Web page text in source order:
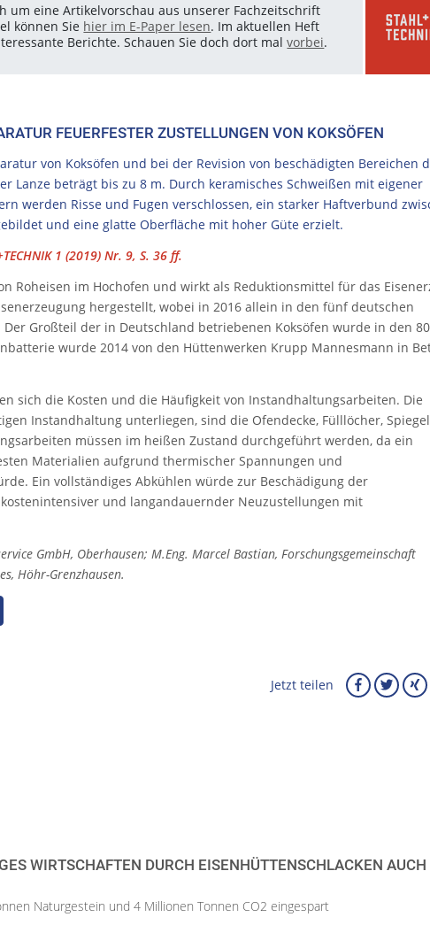
um eine Artikelvorschau aus unserer Fachzeitschrift
können Sie hier im E-Paper lesen. Im aktuellen Heft
Berichte. Schauen Sie doch dort malvorbei.
FEUERFESTER ZUSTELLUNGEN VON KOKSÖFEN
von Koksöfen und bei der Revision von beschädigten Bereichen
Lanze beträgt bis zu 8 m. Durch keramisches Schweißen mit eigener
werden Risse und Fugen verschlossen, ein starker Haftverbund
und eine glatte Oberfläche mit hoher Güte erzielt.
1 (2019) Nr. 9, S. 36 ff.
Roheisen im Hochofen und wirkt als Reduktionsmittel für das
hergestellt, wobei in 2016 allein in den fünf deutschen
Großteil der in Deutschland betriebenen Koksöfen wurde in den
wurde 2014 von den Hüttenwerken Krupp Mannesmann in
sich die Kosten und die Häufigkeit von Instandhaltungsarbeiten. Die
Instandhaltung unterliegen, sind die Ofendecke, Fülllöcher,
müssen im heißen Zustand durchgeführt werden, da ein
Materialien aufgrund thermischer Spannungen und
Ein vollständiges Abkühlen würde zur Beschädigung der
und langandauernder Neuzustellungen mit
GmbH, Oberhausen; M.Eng. Marcel Bastian, Forschungsgemeinschaft
Höhr-Grenzhausen.
Jetzt teilen
WIRTSCHAFTEN DURCH EISENHÜTTENSCHLACKEN AUCH
Naturgestein und 4 Millionen Tonnen CO2 eingespart